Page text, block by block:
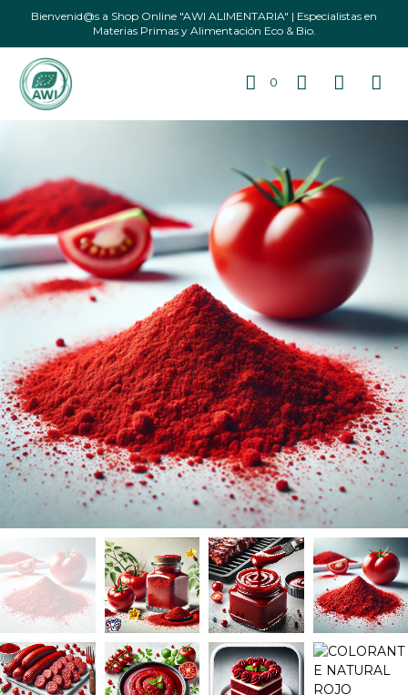
Bienvenid@s a Shop Online "AWI ALIMENTARIA" | Especialistas en
Materias Primas y Alimentación Eco & Bio.
0